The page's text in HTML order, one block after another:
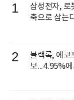
1
삼성전자, 로
축으로 삼는
2
블랙록, 에코
보...4.95%